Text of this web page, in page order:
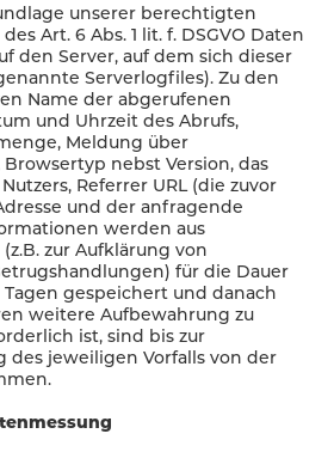
unserer berechtigten
Art. 6 Abs. 1 lit. f. DSGVO Daten
den Server, auf dem sich dieser
Serverlogfiles). Zu den
Name der abgerufenen
und Uhrzeit des Abrufs,
Meldung über
nebst Version, das
Referrer URL (die zuvor
und der anfragende
werden aus
zur Aufklärung von
für die Dauer
gespeichert und danach
weitere Aufbewahrung zu
ist, sind bis zur
des jeweiligen Vorfalls von der